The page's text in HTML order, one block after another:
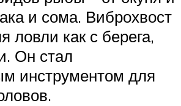
и сома. Виброхвост
ловли как с берега,
Он стал
инструментом для